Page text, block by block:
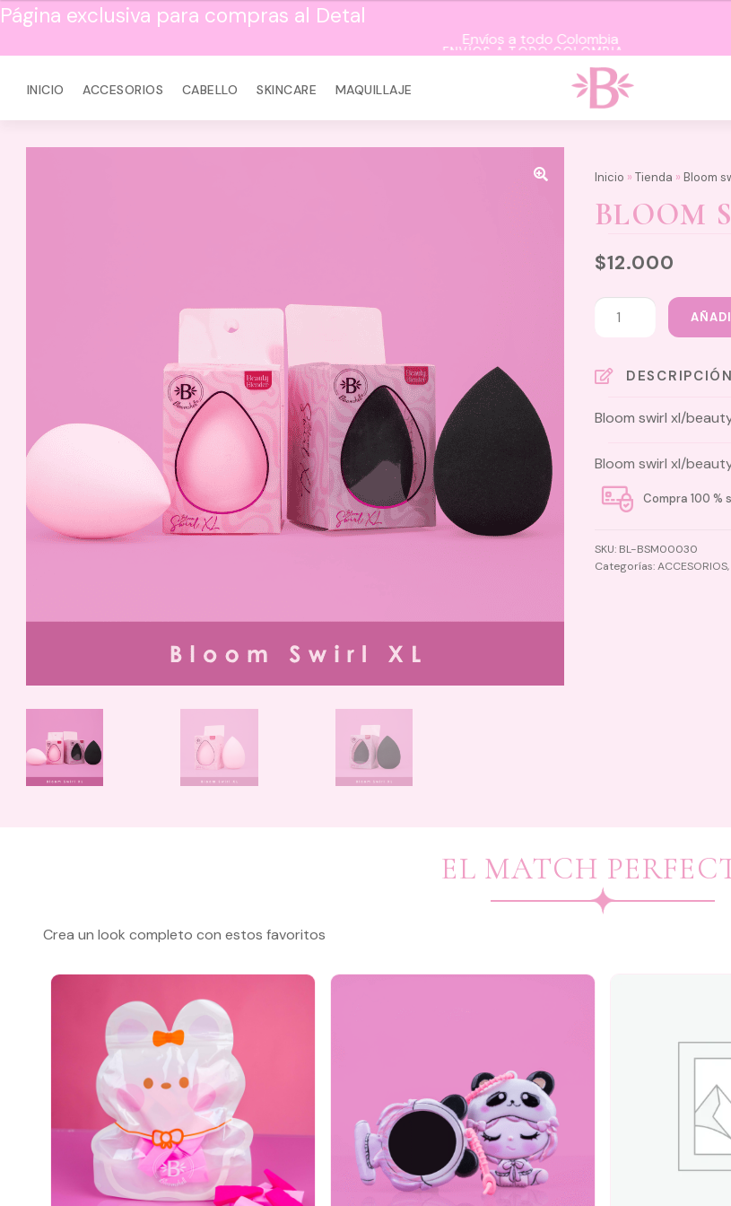
Página exclusiva para compras al Detal
ENVÍOS A TODO COLOMBIA
INICIO ACCESORIOS CABELLO SKINCARE MAQUILLAJE
Inicio » Tienda » Bloom
BLOOM
$12.000
blenderDESCRIPCIÓN
Bloom swirl xl/
Bloom swirl xl/
Compra 100 %
SKU: BL-BSM00030
Categorías:ACCESORIOS,
EL MATCH
Crea un look completo con estos favoritos